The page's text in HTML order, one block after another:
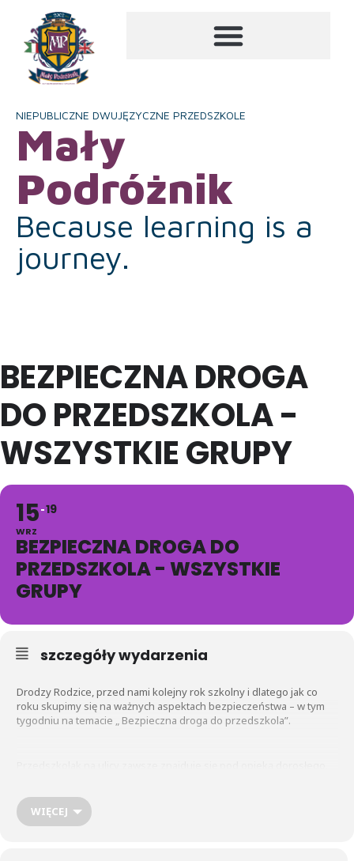
NIEPUBLICZNE DWUJĘZYCZNE PRZEDSZKOLE
Mały
Podróżnik
Because learning is a
journey.
BEZPIECZNA DROGA
DO PRZEDSZKOLA -
WSZYSTKIE GRUPY
15
WRZ
19
BEZPIECZNA DROGA DO
PRZEDSZKOLA - WSZYSTKIE
GRUPY
szczegóły wydarzenia
Drodzy Rodzice, przed nami kolejny rok szkolny i dlatego jak co
roku skupimy się na ważnych aspektach bezpieczeństwa – w tym
tygodniu na temacie „ Bezpieczna droga do przedszkola”.
zasad przechodzenia przez ulicę, bo kiedy będzie musiał już sam
pójść do szkoły, będzie wiedział jak zachowywać się na jezdni.
WIĘCEJ